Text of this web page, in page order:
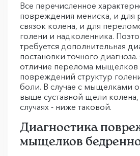
Все перечисленное
повреждения мениска, и для
связок колена, и для
голени и надколенника.
требуется дополнительная
постановки точного
отличие перелома мыщелков
повреждений структур
боли. В случае с мыщелками
выше суставной щели колена,
случаях - ниже таковой.
Диагностика
мыщелков